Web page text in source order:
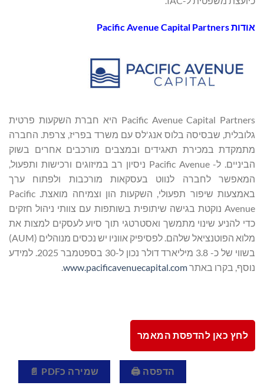
אודות Pacific Avenue Capital Partners
Pacific Avenue Capital Partners היא חברת השקעות פרטית
גלובלית, שבסיסה בלוס אנג'לס עם משרד בפריז, צרפת. החברה
מתמקדת במכירת תאגידים ובמצבים מורכבים אחרים בשוק
הביניים. ל- Pacific Avenue ניסיון רב במיזוגים ורכישות ותפעול,
המאפשר לחברה לנווט בעסקאות מורכבות ולפתוח ערך
באמצעות שיפור תפעולי, השקעות הון וצמיחה מואצת. Pacific
Avenue נוקטת בגישה שיתופית בשותפות עם צוותי ניהול חזקים
כדי להניע שינוי מתמשך ואסטרטגי תוך סיוע לעסקים למצות את
מלוא הפוטנציאל שלהם. לפסיפיק אווניו יש נכסים מנוהלים (AUM)
בשווי של כ- 3.8 מיליארד דולר נכון ל-30 בספטמבר 2025. למידע
נוסף, בקרו באתרwww.pacificavenuecapital.com
.
לחץ כאן להדפסת המאמר
הדפסה 🖨 שמירה כPDF 📄